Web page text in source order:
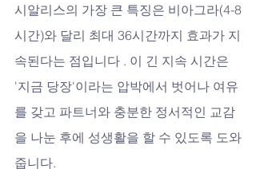
시알리스의 가장 큰 특징은 비아그라(4-8
시간)와 달리 최대 36시간까지 효과가 지
속된다는 점입니다 . 이 긴 지속 시간은
'지금 당장'이라는 압박에서 벗어나 여유
를 갖고 파트너와 충분한 정서적인 교감
을 나눈 후에 성생활을 할 수 있도록 도와
줍니다.